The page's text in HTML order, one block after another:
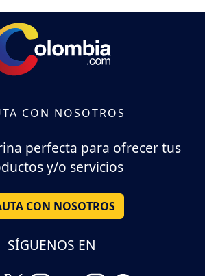
CON NOSOTROS
perfecta para ofrecer tus
y/o servicios
CON NOSOTROS
SÍGUENOS EN